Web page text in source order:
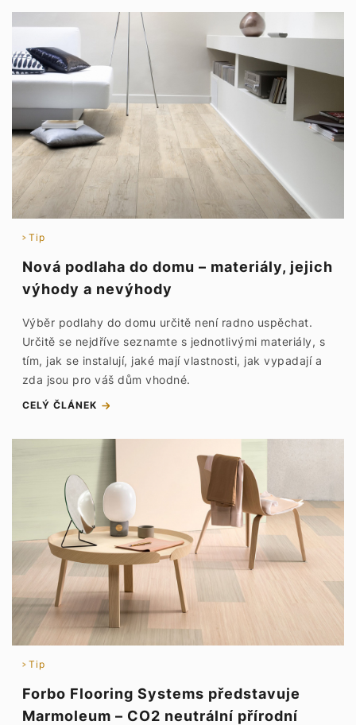
Tip
Nová podlaha do domu – materiály, jejich
výhody a nevýhody
Výběr podlahy do domu určitě není radno uspěchat.
Určitě se nejdříve seznamte s jednotlivými materiály, s
tím, jak se instalují, jaké mají vlastnosti, jak vypadají a
zda jsou pro váš dům vhodné.
CELÝ ČLÁNEK
Tip
Forbo Flooring Systems představuje
Marmoleum – CO2 neutrální přírodní